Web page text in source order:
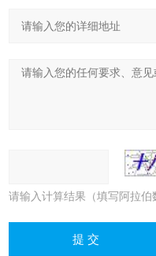
请输入计算结果（填写阿拉